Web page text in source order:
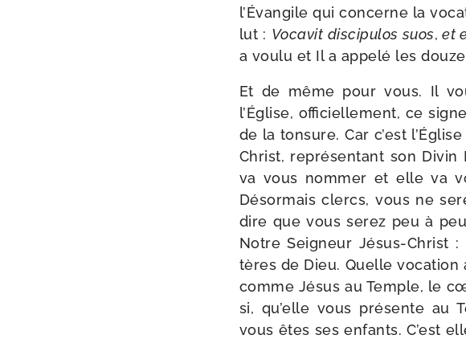
l’Évangile qui concerne la
lut : Vocavit dis­ci­pu­los suos, et
a vou­lu et Il a appe­lé les
Et de même pour vous. Il
l’Église, offi­ciel­le­ment, ce
de la ton­sure. Car c’est
Christ, repré­sen­tant son
va vous nom­mer et elle va
Désormais clercs, vous ne
dire que vous serez peu à
Notre Seigneur Jésus-​Christ :
tères de Dieu. Quelle
comme Jésus au Temple, le
si, qu’elle vous pré­sente au
vous êtes ses enfants. C’est